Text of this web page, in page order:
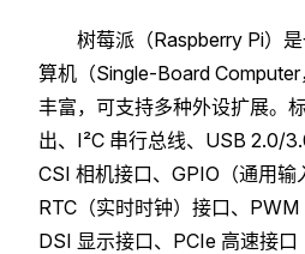
树莓派（Raspberry Pi）
算机（Single-Board
丰富，可支持多种外设扩展。
出、I²C 串行总线、USB 2.0/
CSI 相机接口、GPIO（通用
RTC（实时时钟）接口、
DSI 显示接口、PCIe 高速接